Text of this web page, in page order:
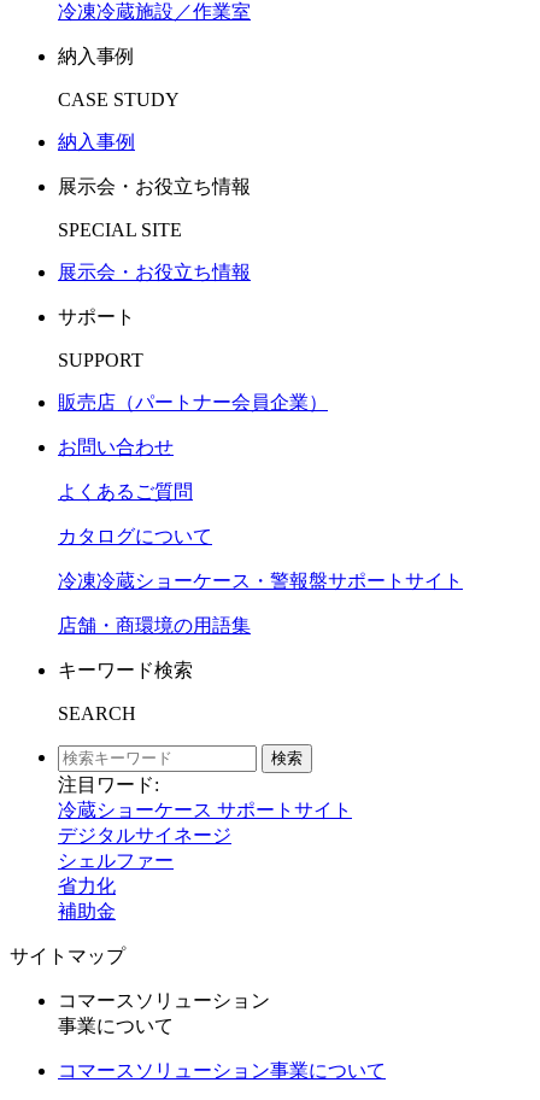
冷凍冷蔵施設／作業室
納入事例
CASE STUDY
納入事例
展示会・お役立ち情報
SPECIAL SITE
展示会・お役立ち情報
サポート
SUPPORT
販売店（パートナー会員企業）
お問い合わせ
よくあるご質問
カタログについて
冷凍冷蔵ショーケース・警報盤サポートサイト
店舗・商環境の用語集
キーワード検索
SEARCH
検索
注目ワード:
冷蔵ショーケース サポートサイト
デジタルサイネージ
シェルファー
省力化
補助金
サイトマップ
コマースソリューション
事業について
コマースソリューション事業について